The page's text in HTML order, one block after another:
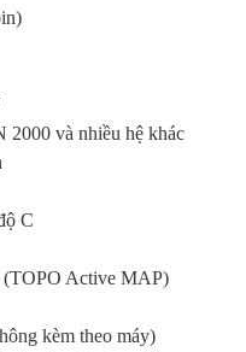
nhiều hệ khác
C
(TOPO Active MAP)
kèm theo máy)